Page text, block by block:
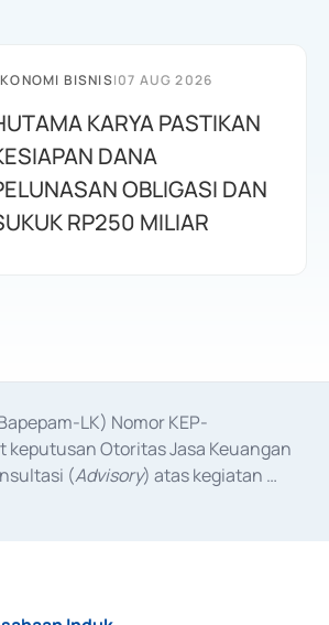
BISNIS|07 AUG 2026
KARYA PASTIKAN
DANA
OBLIGASI DAN
RP250 MILIAR
LK) Nomor KEP-
keputusan Otoritas Jasa Keuangan
(Advisory) atas kegiatan